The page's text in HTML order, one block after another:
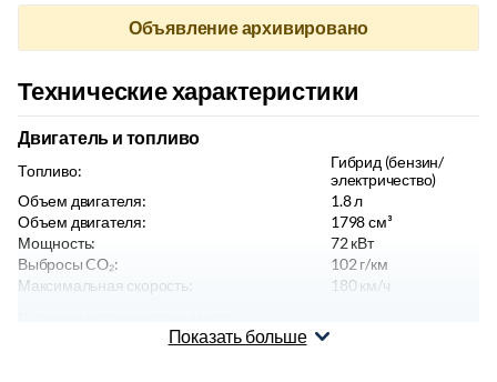
Объявление архивировано
Технические характеристики
Двигатель и топливо
Топливо:
Гибрид (бензин/
электричество)
Объем двигателя:
1.8л
Объем двигателя:
1798см³
Мощность:
72кВт
Выбросы CO₂:
102 г/км
Максимальная скорость:
180 км/ч
Показать больше